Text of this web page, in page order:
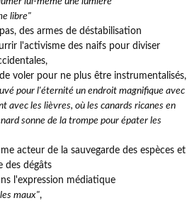
libre"
des armes de déstabilisation
l'activisme des naifs pour diviser
voler pour ne plus être instrumentalisés,
pour l'éternité un endroit magnifique avec
avec les lièvres, où les canards ricanes en
sonne de la trompe pour épater les
acteur de la sauvegarde des espèces et
des dégâts
l'expression médiatique
maux",